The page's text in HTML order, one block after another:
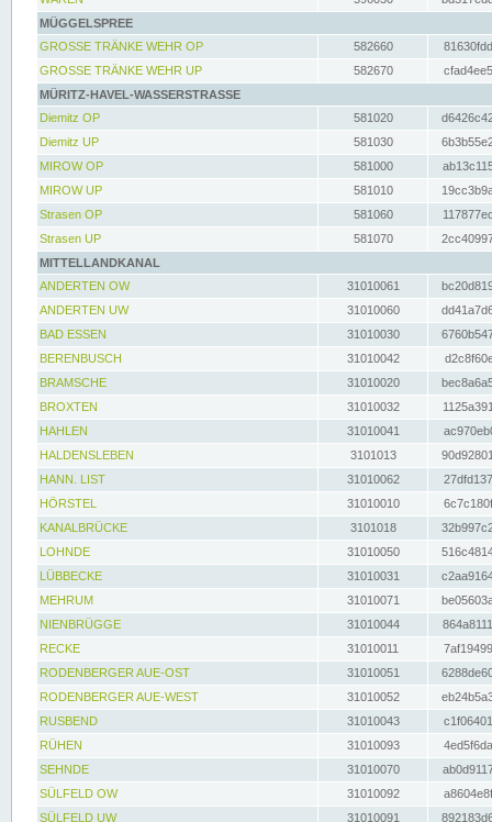
MÜGGELSPREE
GROSSE TRÄNKE WEHR OP
582660
GROSSE TRÄNKE WEHR UP
582670
MÜRITZ-HAVEL-WASSERSTRASSE
Diemitz OP
581020
Diemitz UP
581030
MIROW OP
581000
MIROW UP
581010
Strasen OP
581060
Strasen UP
581070
MITTELLANDKANAL
ANDERTEN OW
31010061
ANDERTEN UW
31010060
BAD ESSEN
31010030
BERENBUSCH
31010042
BRAMSCHE
31010020
BROXTEN
31010032
HAHLEN
31010041
HALDENSLEBEN
3101013
HANN. LIST
31010062
HÖRSTEL
31010010
KANALBRÜCKE
3101018
LOHNDE
31010050
LÜBBECKE
31010031
MEHRUM
31010071
NIENBRÜGGE
31010044
RECKE
31010011
RODENBERGER AUE-OST
31010051
RODENBERGER AUE-WEST
31010052
RUSBEND
31010043
RÜHEN
31010093
SEHNDE
31010070
SÜLFELD OW
31010092
SÜLFELD UW
31010091